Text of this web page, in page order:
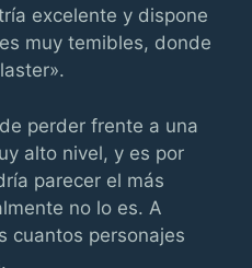
excelente y dispone
muy temibles, donde
perder frente a una
alto nivel, y es por
parecer el más
no lo es. A
cuantos personajes